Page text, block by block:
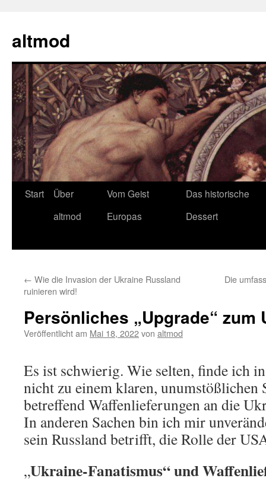
springen
altmod
Start
Über
altmod
Vom Geist
Europas
Das historische
Dessert
← Wie die Invasion der Ukraine Russland
ruinieren wird!
Die
Persönliches „Upgrade“ zum
Veröffentlicht am Mai 18, 2022von altmod
Es ist schwierig. Wie selten, finde ich
nicht zu einem klaren, unumstößlichen
betreffend Waffenlieferungen an die
In anderen Sachen bin ich mir
sein Russland betrifft, die Rolle der
„Ukraine-Fanatismus“ und